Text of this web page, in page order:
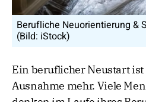
Berufliche Neuorientierung &
(Bild: iStock)
Ein beruflicher Neustart
Ausnahme mehr. Viele